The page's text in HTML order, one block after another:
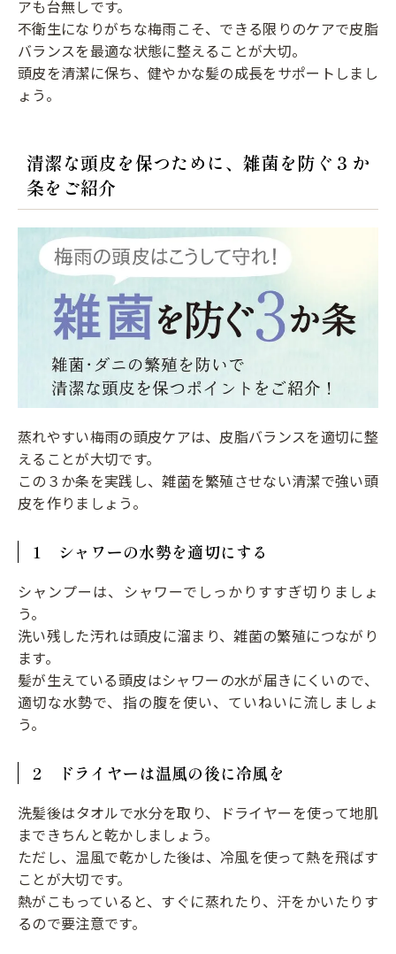
アも台無しです。
不衛生になりがちな梅雨こそ、できる限りのケアで皮脂
バランスを最適な状態に整えることが大切。
頭皮を清潔に保ち、健やかな髪の成長をサポートしまし
ょう。
清潔な頭皮を保つために、雑菌を防ぐ３か
条をご紹介
蒸れやすい梅雨の頭皮ケアは、皮脂バランスを適切に整
えることが大切です。
この３か条を実践し、雑菌を繁殖させない清潔で強い頭
皮を作りましょう。
1 シャワーの水勢を適切にする
シャンプーは、シャワーでしっかりすすぎ切りましょ
う。
洗い残した汚れは頭皮に溜まり、雑菌の繁殖につながり
ます。
髪が生えている頭皮はシャワーの水が届きにくいので、
適切な水勢で、指の腹を使い、ていねいに流しましょ
う。
2 ドライヤーは温風の後に冷風を
洗髪後はタオルで水分を取り、ドライヤーを使って地肌
まできちんと乾かしましょう。
ただし、温風で乾かした後は、冷風を使って熱を飛ばす
ことが大切です。
熱がこもっていると、すぐに蒸れたり、汗をかいたりす
るので要注意です。